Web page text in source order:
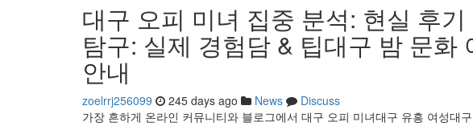
대구 오피 미녀 집중 분석: 현실 후
탐구: 실제 경험담 & 팁대구 밤 문화
안내
zoelrrj256099 245 days ago News
Discuss
가장 흔하게 온라인 커뮤니티와 블로그에서 대구 오피 미녀대구 유흥 여성대